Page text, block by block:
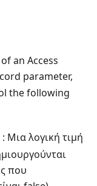
an Access
parameter,
the following
: Μια λογική τιμή
που